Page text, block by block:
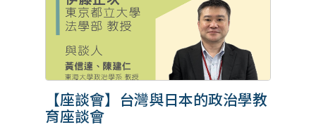
【座談會】台灣與日本的政治學教
育座談會